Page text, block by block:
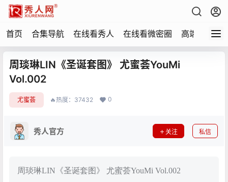
首页 合集导航 在线看秀人 在线看微密圈 高端写真
周琰琳LIN《圣诞套图》 尤蜜荟YouMi
Vol.002
尤蜜荟 🔥热度：37432 0
秀人官方 关注 私信
周琰琳LIN《圣诞套图》 尤蜜荟YouMi Vol.002